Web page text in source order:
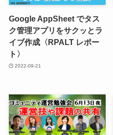
Google AppSheet でタス
ク管理アプリをサクッとラ
イブ作成〈RPALT レポー
ト〉
2022-09-21